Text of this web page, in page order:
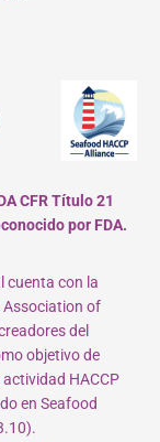
CFR Título 21
por FDA.
cuenta con la
Association of
del
objetivo de
HACCP
en Seafood